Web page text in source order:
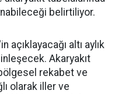
belirtiliyor.
açıklayacağı altı aylık
Akaryakıt
rekabet ve
olarak iller ve